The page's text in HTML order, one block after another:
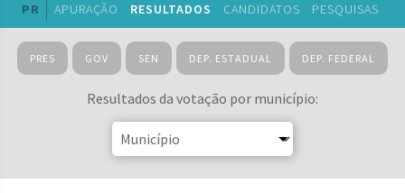
PR APURAÇÃO RESULTADOS CANDIDATOS PESQUISAS
PRES GOV SEN DEP. ESTADUAL DEP. FEDERAL
Resultados da votação por município: